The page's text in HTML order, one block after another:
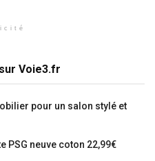
Voie3.fr
pour un salon stylé et
PSG neuve coton 22,99€